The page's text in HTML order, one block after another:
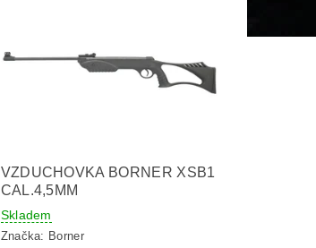
VZDUCHOVKA BORNER XSB1
CAL.4,5MM
Skladem
Značka: Borner